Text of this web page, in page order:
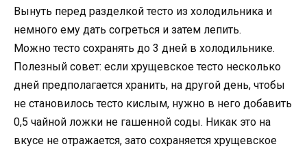
Вынуть перед разделкой тесто из холодильника и
немного ему дать согреться и затем лепить.
Можно тесто сохранять до 3 дней в холодильнике.
Полезный совет: если хрущевское тесто несколько
дней предполагается хранить, на другой день, чтобы
не становилось тесто кислым, нужно в него добавить
0,5 чайной ложки не гашенной соды. Никак это на
вкусе не отражается, зато сохраняется хрущевское